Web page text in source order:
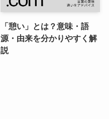
「憩い」とは？意味・語
源・由来を分かりやすく解
説